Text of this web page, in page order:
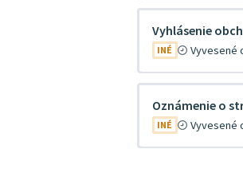
Vyhlásenie
INÉ Vyvesené
Oznámenie o
INÉ Vyvesené